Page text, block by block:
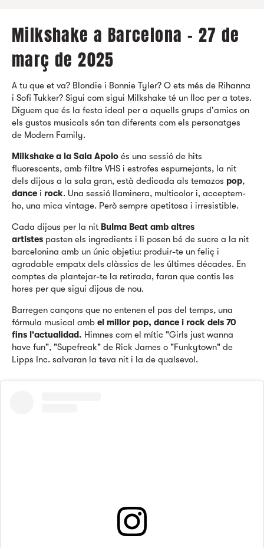
Milkshake a Barcelona - 27 de
març de 2025
A tu que et va? Blondie i Bonnie Tyler? O ets més de Rihanna
i Sofi Tukker? Sigui com sigui Milkshake té un lloc per a totes.
Diguem que és la festa ideal per a aquells grups d'amics on
els gustos musicals són tan diferents com els personatges
de Modern Family.
Milkshake a la Sala Apolo és una sessió de hits
fluorescents, amb filtre VHS i estrofes espurnejants, la nit
dels dijous a la sala gran, està dedicada als temazos pop,
dance i rock. Una sessió llaminera, multicolor i, acceptem-
ho, una mica vintage. Però sempre apetitosa i irresistible.
Cada dijous per la nit Bulma Beat amb altres
artistes pasten els ingredients i li posen bé de sucre a la nit
barcelonina amb un únic objetiu: produir-te un feliç i
agradable empatx dels clàssics de les últimes décades. En
comptes de plantejar-te la retirada, faran que contis les
hores per que sigui dijous de nou.
Barregen cançons que no entenen el pas del temps, una
fórmula musical amb el millor pop, dance i rock dels 70
fins l'actualidad. Himnes com el mític "Girls just wanna
have fun", "Supefreak" de Rick James o "Funkytown" de
Lipps Inc. salvaran la teva nit i la de qualsevol.